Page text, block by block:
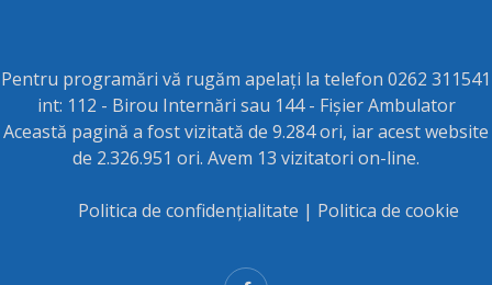
Pentru programări vă rugăm apelați la telefon 0262 311541
int: 112 - Birou Internări sau 144 - Fișier Ambulator
Această pagină a fost vizitată de 9.284 ori, iar acest website
de 2.326.951 ori. Avem 13 vizitatori on-line.
Politica de confidențialitate | Politica de cookie